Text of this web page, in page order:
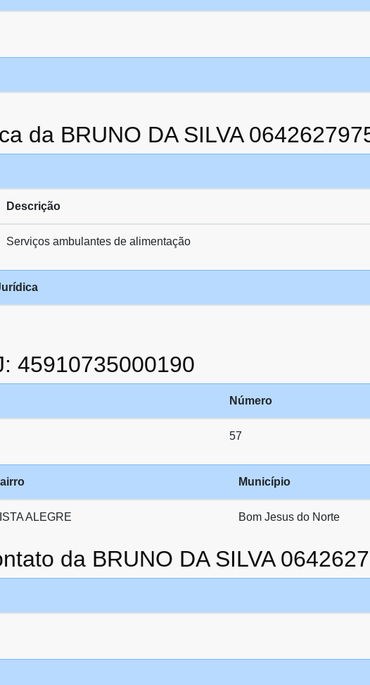
da BRUNO DA SILVA
Descrição
Serviços ambulantes de alimentação
45910735000190
Número
57
Município
ALEGRE Bom Jesus do Norte
da BRUNO DA SILVA